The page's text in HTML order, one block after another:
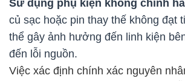
Sử dụng phụ kiện không chính
củ sạc hoặc pin thay thế không đạt
thể gây ảnh hưởng đến linh kiện
đến lỗi nguồn.
Việc xác định chính xác nguyên